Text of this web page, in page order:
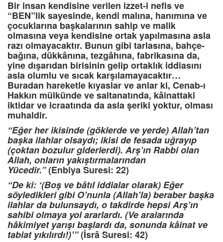
Bir insan kendisine verilen izzet-i nefis ve
“BEN”lik sayesinde, kendi malına, hanımına ve
çocuklarına başkalarının sahip ve malik
olmasına veya kendisine ortak yapılmasına asla
razı olmayacaktır. Bunun gibi tarlasına, bahçe-
bağına, dükkânına, tezgâhına, fabrikasına da,
yine dışarıdan birisinin gelip ortaklık iddiasını
asla olumlu ve sıcak karşılamayacaktır…
Buradan hareketle kıyaslar ve anlar ki, Cenab-ı
Hakkın mülkünde ve saltanatında, kâinattaki
iktidar ve icraatında da asla şeriki yoktur, olması
muhaldir.
“Eğer her ikisinde (göklerde ve yerde) Allah’tan
başka ilahlar olsaydı; ikisi de fesada uğrayıp
(çoktan bozulur giderlerdi). Arş’ın Rabbi olan
Allah, onların yakıştırmalarından
Yücedir.”(Enbiya Suresi: 22)
“De ki: ‘(Boş ve bâtıl iddialar olarak) Eğer
söyledikleri gibi O’nunla (Allah’la) beraber başka
ilahlar da bulunsaydı, o takdirde hepsi Arş’ın
sahibi olmaya yol ararlardı. (Ve aralarında
hâkimiyet yarışı başlardı da, sonunda kâinat ve
tabiat yıkılırdı!)’”(İsrâ Suresi: 42)